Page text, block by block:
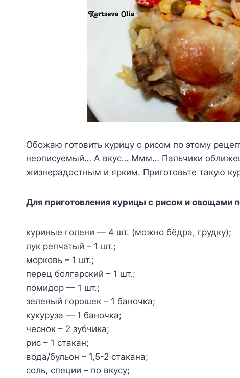
Обожаю готовить курицу с рисом по этому
неописуемый… А вкус… Ммм… Пальчики
жизнерадостным и ярким. Приготовьте такую
Для приготовления курицы с рисом и овощами
куриные голени — 4 шт. (можно бёдра, грудку);
лук репчатый – 1 шт.;
морковь – 1 шт.;
перец болгарский – 1 шт.;
помидор — 1 шт.;
зеленый горошек – 1 баночка;
кукуруза — 1 баночка;
чеснок – 2 зубчика;
рис – 1 стакан;
вода/бульон – 1,5-2 стакана;
соль, специи – по вкусу;